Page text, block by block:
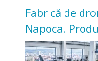
Fabrică de
Napoca.
înceapă în